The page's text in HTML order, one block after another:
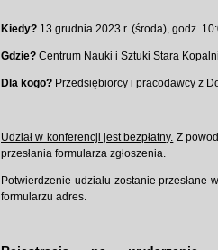
Kiedy? 13 grudnia 2023 r. (środa), godz.
Gdzie? Centrum Nauki i Sztuki Stara
Dla kogo? Przedsiębiorcy i pracodawcy z
Udział w konferencji jest bezpłatny. Z
przesłania formularza zgłoszenia.
Potwierdzenie udziału zostanie
formularzu adres.